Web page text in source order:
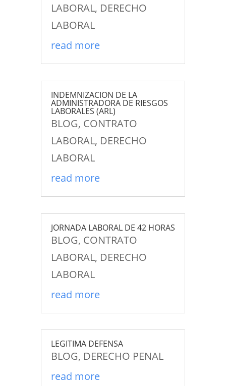
LABORAL, DERECHO
LABORAL
read more
INDEMNIZACION DE LA
ADMINISTRADORA DE RIESGOS
LABORALES (ARL)
BLOG, CONTRATO
LABORAL, DERECHO
LABORAL
read more
JORNADA LABORAL DE 42 HORAS
BLOG, CONTRATO
LABORAL, DERECHO
LABORAL
read more
LEGITIMA DEFENSA
BLOG, DERECHO PENAL
read more